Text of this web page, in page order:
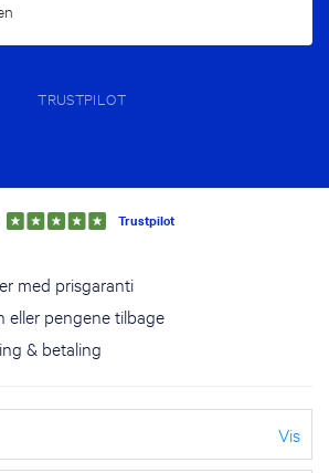
TRUSTPILOT
Trustpilot
med prisgaranti
pengene tilbage
& betaling